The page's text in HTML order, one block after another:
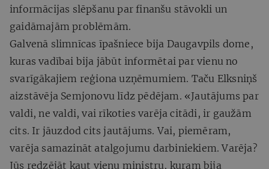
informācijas slēpšanu par finanšu stāvokli un
gaidāmajām problēmām.
Galvenā slimnīcas īpašniece bija Daugavpils dome,
kuras vadībai bija jābūt informētai par vienu no
svarīgākajiem reģiona uzņēmumiem. Taču Elksniņš
aizstāvēja Semjonovu līdz pēdējam. «Jautājums par
valdi, ne valdi, vai rīkoties varēja citādi, ir gaužām
cits. Ir jāuzdod cits jautājums. Vai, piemēram,
varēja samazināt atalgojumu darbiniekiem. Varēja?
Jūs redzējāt kaut vienu ministru, kuram bija